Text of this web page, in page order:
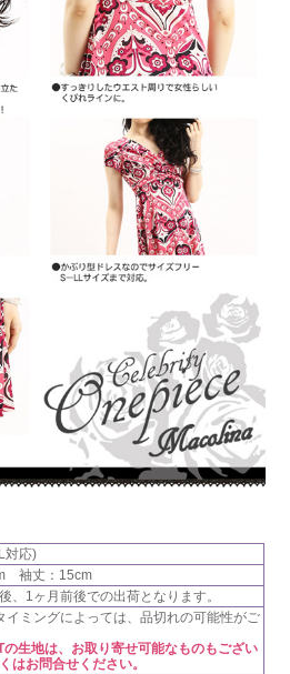
対応)
袖丈：15cm
、1ヶ月前後での出荷となります。
イミングによっては、品切れの可能性がご
の生地は、お取り寄せ可能なものもござい
はお問合せください。